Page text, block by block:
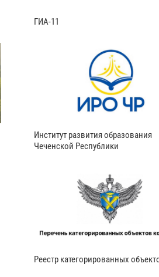
ГИА-11
Институт развития образования
Чеченской Республики
Реестр категорированных